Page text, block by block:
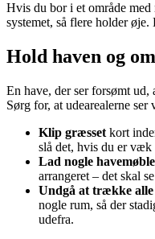
Hvis du bor i et område
systemet, så flere holder
Hold haven og
En have, der ser forsømt
Sørg for, at udearealerne
Klip græsset kort
slå det, hvis du er
Lad nogle
arrangeret – det skal
Undgå at trække
nogle rum, så der
udefra.